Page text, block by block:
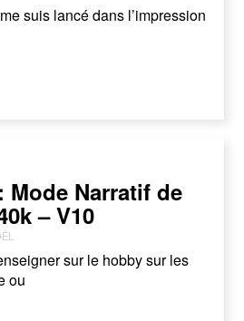
suis lancé dans l’impression
Mode Narratif de
– V10
sur le hobby sur les
ou